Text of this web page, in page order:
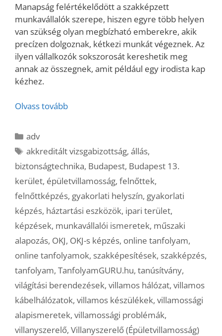
Manapság felértékelődött a szakképzett
munkavállalók szerepe, hiszen egyre több helyen
van szükség olyan megbízható emberekre, akik
precízen dolgoznak, kétkezi munkát végeznek. Az
ilyen vállalkozók sokszorosát kereshetik meg
annak az összegnek, amit például egy irodista kap
kézhez.
Olvass tovább
Kategória
adv
Címkék
akkreditált vizsgabizottság,állás,
biztonságtechnika, Budapest, Budapest 13.
kerület, épületvillamosság, felnőttek,
felnőttképzés, gyakorlati helyszín, gyakorlati
képzés, háztartási eszközök, ipari terület,
képzések, munkavállalói ismeretek, műszaki
alapozás, OKJ, OKJ-s képzés, online tanfolyam,
online tanfolyamok, szakképesítések, szakképzés,
tanfolyam, TanfolyamGURU.hu, tanúsítvány,
világítási berendezések, villamos hálózat, villamos
kábelhálózatok, villamos készülékek, villamossági
alapismeretek, villamossági problémák,
villanyszerelő, Villanyszerelő (Épületvillamosság)